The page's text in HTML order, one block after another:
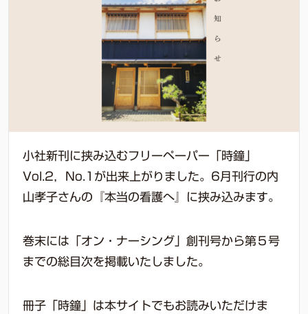
小社新刊に挟み込むフリーペーパー「時鐘」
Vol.2，No.1が出来上がりました。6月刊行の内
山孝子さんの『本当の看護へ』に挟み込みます。
巻末には「オン・ナーシング」創刊号から第５号
までの総目次を掲載いたしました。
冊子「時鐘」は本サイトでもお読みいただけま